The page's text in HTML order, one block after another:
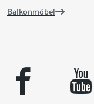
Balkonmöbel
facebook youtube